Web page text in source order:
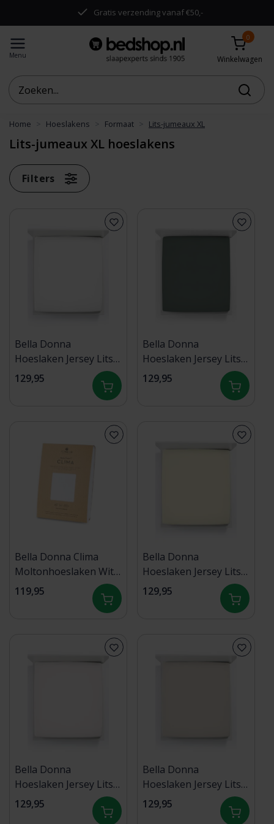
Gratis verzending vanaf €50,-
Menu
0
Winkelwagen
Home Hoeslakens Formaat Lits-jumeaux XL
Lits-jumeaux XL hoeslakens
Filters
Bella Donna
Hoeslaken Jersey Lits-
jumeaux XL wit-1000
129,95
Bella Donna
Hoeslaken Jersey Lits-
jumeaux XL vintage
groen - 0634 200/220-
129,95
Bella Donna Clima
Moltonhoeslaken Wit
200x220-200x240
119,95
Bella Donna
Hoeslaken Jersey Lits-
jumeaux XL natuur-
0111 200/220-200/240
129,95
Bella Donna
Hoeslaken Jersey Lits-
jumeaux XL Off-white-
0114 200/220-200/240
129,95
Bella Donna
Hoeslaken Jersey Lits-
jumeaux XL grijs-0701
129,95